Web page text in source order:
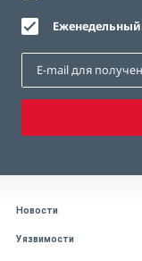
Новости
Уязвимости